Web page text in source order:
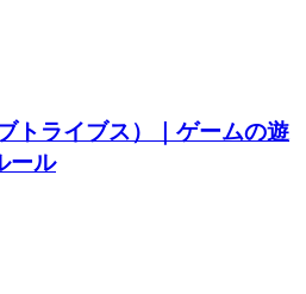
トライブス）｜ゲームの遊
ール